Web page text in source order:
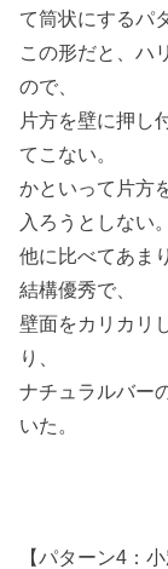
て筒状にするパ
この形だと、ハ
ので、
片方を壁に押し
てこない。
かといって片方
入ろうとしない。
他に比べてあま
結構優秀で、
壁面をカリカリ
り、
ナチュラルバー
いた。
【パターン4：